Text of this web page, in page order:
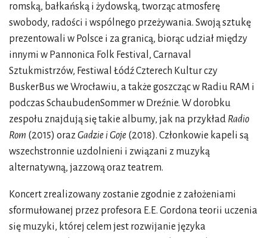
romską, bałkańską i żydowską, tworząc atmosferę
swobody, radości i wspólnego przeżywania. Swoją sztukę
prezentowali w Polsce i za granicą, biorąc udział między
innymi w Pannonica Folk Festival, Carnaval
Sztukmistrzów, Festiwal Łódź Czterech Kultur czy
BuskerBus we Wrocławiu, a także goszcząc w Radiu RAM i
podczas SchaubudenSommer w Dreźnie. W dorobku
zespołu znajdują się takie albumy, jak na przykład Radio
Rom (2015) oraz Gadzie i Goje (2018). Członkowie kapeli są
wszechstronnie uzdolnieni i związani z muzyką
alternatywną, jazzową oraz teatrem.
Koncert zrealizowany zostanie zgodnie z założeniami
sformułowanej przez profesora E.E. Gordona teorii uczenia
się muzyki, której celem jest rozwijanie języka